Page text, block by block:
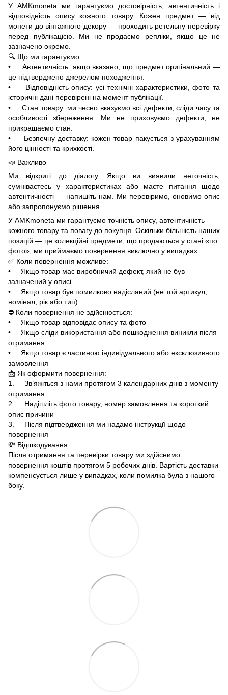
У AMKmoneta ми гарантуємо достовірність, автентичність і
відповідність опису кожного товару. Кожен предмет — від
монети до вінтажного декору — проходить ретельну перевірку
перед публікацією. Ми не продаємо репліки, якщо це не
зазначено окремо.
🔍 Що ми гарантуємо:
• Автентичність: якщо вказано, що предмет оригінальний —
це підтверджено джерелом походження.
• Відповідність опису: усі технічні характеристики, фото та
історичні дані перевірені на момент публікації.
• Стан товару: ми чесно вказуємо всі дефекти, сліди часу та
особливості збереження. Ми не приховуємо дефекти, не
прикрашаємо стан.
• Безпечну доставку: кожен товар пакується з урахуванням
його цінності та крихкості.
📣 Важливо
Ми відкриті до діалогу. Якщо ви виявили неточність,
сумніваєтесь у характеристиках або маєте питання щодо
автентичності — напишіть нам. Ми перевіримо, оновимо опис
або запропонуємо рішення.
У AMKmoneta ми гарантуємо точність опису, автентичність
кожного товару та повагу до покупця. Оскільки більшість наших
позицій — це колекційні предмети, що продаються у стані «по
фото», ми приймаємо повернення виключно у випадках:
✅ Коли повернення можливе:
• Якщо товар має виробничий дефект, який не був
зазначений у описі
• Якщо товар був помилково надісланий (не той артикул,
номінал, рік або тип)
⛔ Коли повернення не здійснюється:
• Якщо товар відповідає опису та фото
• Якщо сліди використання або пошкодження виникли після
отримання
• Якщо товар є частиною індивідуального або ексклюзивного
замовлення
📩 Як оформити повернення:
1. Зв’яжіться з нами протягом 3 календарних днів з моменту
отримання
2. Надішліть фото товару, номер замовлення та короткий
опис причини
3. Після підтвердження ми надамо інструкції щодо
повернення
💸 Відшкодування:
Після отримання та перевірки товару ми здійснимо
повернення коштів протягом 5 робочих днів. Вартість доставки
компенсується лише у випадках, коли помилка була з нашого
боку.